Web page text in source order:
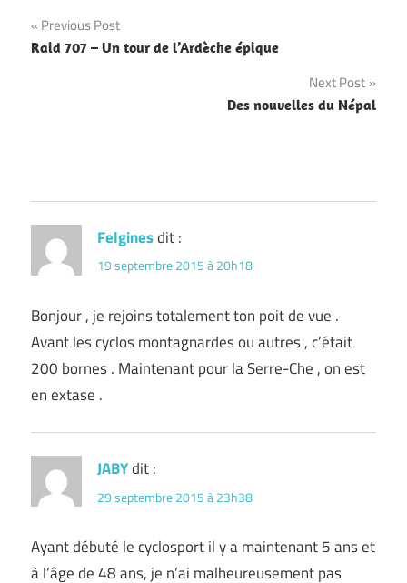
Navigation
de
Previous Post
Raid 707 – Un tour de l’Ardèche épique
Next Post
Des nouvelles du Népal
Felginesdit :
19 septembre 2015 à 20h18
Bonjour , je rejoins totalement ton poit de vue .
Avant les cyclos montagnardes ou autres , c’était
200 bornes . Maintenant pour la Serre-Che , on est
en extase .
JABYdit :
29 septembre 2015 à 23h38
Ayant débuté le cyclosport il y a maintenant 5 ans et
à l’âge de 48 ans, je n’ai malheureusement pas